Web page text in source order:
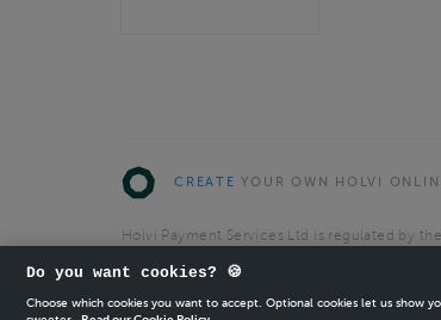
CREATE YOUR OWN HOLVI
Holvi Payment Services Ltd is regulated by
Do you want cookies? 🍪
Choose which cookies you want to accept. Optional cookies let us show